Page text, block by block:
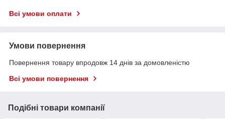
Всі умови оплати
Умови повернення
Повернення товару впродовж 14 днів за домовленістю
Всі умови повернення
Подібні товари компанії